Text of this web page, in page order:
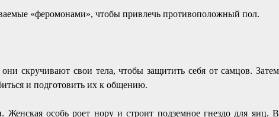
«феромонами», чтобы привлечь противоположный пол.
скручивают свои тела, чтобы защитить себя от самцов. Затем
и подготовить их к общению.
особь роет нору и строит подземное гнездо для яиц. В